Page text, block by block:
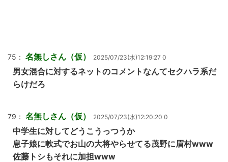
75： 名無しさん（仮） 2025/07/23(水)12:19:27 0
男女混合に対するネットのコメントなんてセクハラ系だ
らけだろ
79： 名無しさん（仮） 2025/07/23(水)12:20:20 0
中学生に対してどうこうっつうか
息子娘に軟式でお山の大将やらせてる茂野に眉村www
佐藤トシもそれに加担www